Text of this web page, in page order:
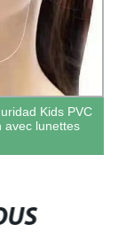
Kids PVC
avec lunettes